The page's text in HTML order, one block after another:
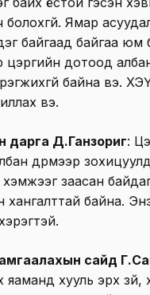
Ямар
байгаад байгаа
цэргийн дотоод
байна вэ.
вэ.
Д.Ганзориг:
дүрмээр
хэмжээг заасан
байна.
сайд
яаманд хууль эрх